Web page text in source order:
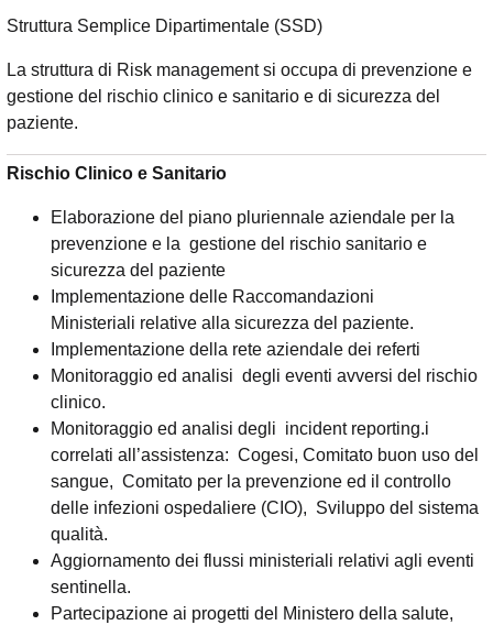
Struttura Semplice Dipartimentale (SSD)
La struttura di Risk management si occupa di prevenzione e
gestione del rischio clinico e sanitario e di sicurezza del
paziente.
Rischio Clinico e Sanitario
Elaborazione del piano pluriennale aziendale per la
prevenzione e la gestione del rischio sanitario e
sicurezza del paziente
Implementazione delle Raccomandazioni
Ministeriali relative alla sicurezza del paziente.
Implementazione della rete aziendale dei referti
Monitoraggio ed analisi degli eventi avversi del rischio
clinico.
Monitoraggio ed analisi degli incident reporting.i
correlati all’assistenza: Cogesi, Comitato buon uso del
sangue, Comitato per la prevenzione ed il controllo
delle infezioni ospedaliere (CIO), Sviluppo del sistema
qualità.
Aggiornamento dei flussi ministeriali relativi agli eventi
sentinella.
Partecipazione ai progetti del Ministero della salute,